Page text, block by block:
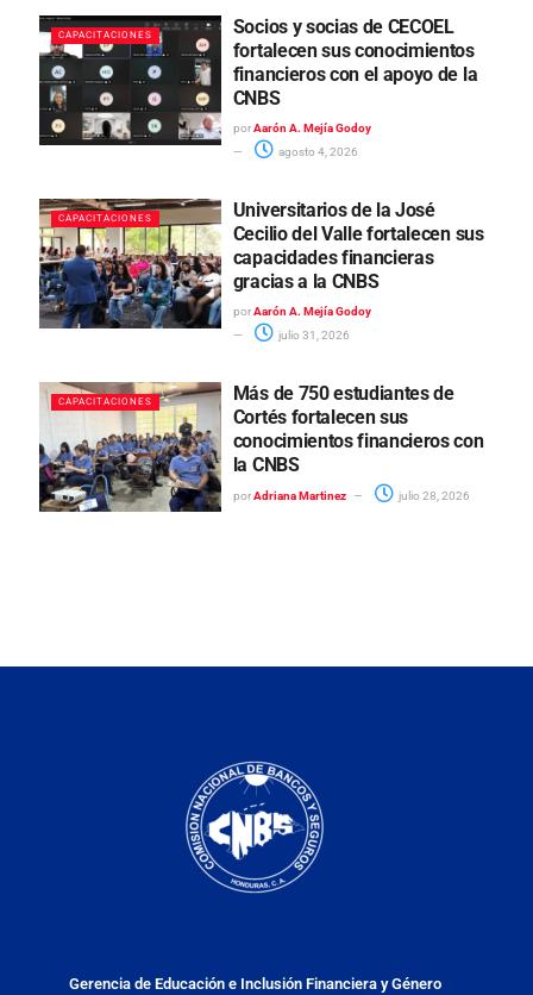
CAPACITACIONES
Socios y socias de CECOEL
fortalecen sus conocimientos
financieros con el apoyo de la
CNBS
por Aarón A. Mejía Godoy
agosto 4, 2026
CAPACITACIONES
Universitarios de la José
Cecilio del Valle fortalecen sus
capacidades financieras
gracias a la CNBS
por Aarón A. Mejía Godoy
julio 31, 2026
CAPACITACIONES
Más de 750 estudiantes de
Cortés fortalecen sus
conocimientos financieros con
la CNBS
por Adriana Martinez julio 28, 2026
Gerencia de Educación e Inclusión Financiera y Género